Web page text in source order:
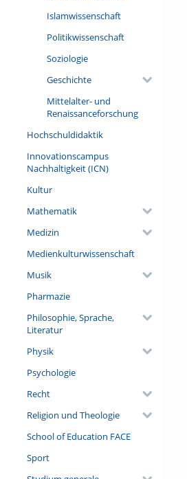
Islamwissenschaft
Politikwissenschaft
Soziologie
Geschichte
Mittelalter- und
Renaissanceforschung
Hochschuldidaktik
Innovationscampus
Nachhaltigkeit (ICN)
Kultur
Mathematik
Medizin
Medienkulturwissenschaft
Musik
Pharmazie
Philosophie, Sprache,
Literatur
Physik
Psychologie
Recht
Religion und Theologie
School of Education FACE
Sport